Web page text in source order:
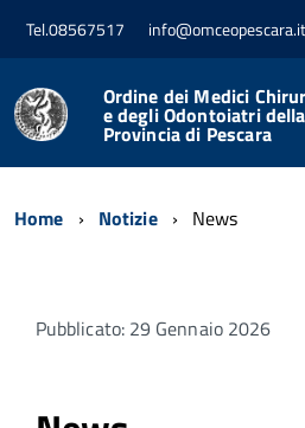
Tel.08567517 info@omceopescara.it
Ordine dei Medici
e degli Odontoiatri della
Provincia di Pescara
Home Notizie News
Pubblicato: 29 Gennaio 2026